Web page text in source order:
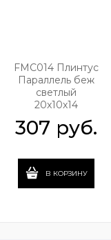
FMC014 Плинтус
Параллель беж
светлый
20x10x14
307 руб.
В КОРЗИНУ